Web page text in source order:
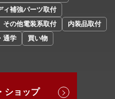
ィ補強パーツ取付
その他電装系取付
内装品取付
通学 買い物
ショップ